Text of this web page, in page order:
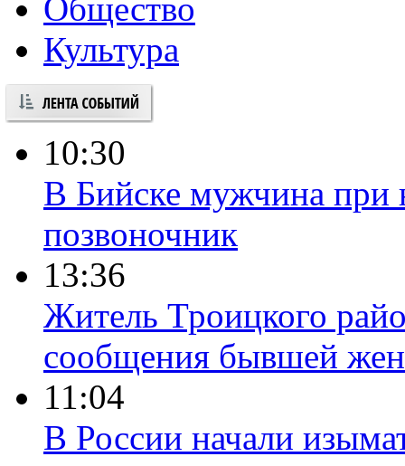
Общество
Культура
10:30
В Бийске мужчина при
позвоночник
13:36
Житель Троицкого
сообщения бывшей
11:04
В России начали